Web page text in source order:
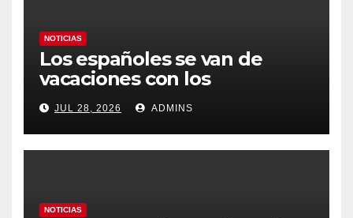
NOTICIAS
Los españoles se van de
vacaciones con los
carburantes hasta un 21%
más caros que el año pasado
y los hoteles disparados
JUL 28, 2026 ADMINS
NOTICIAS